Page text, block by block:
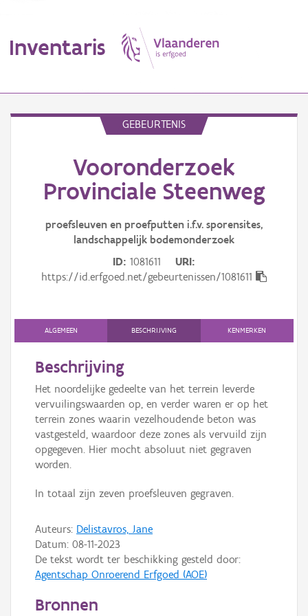
Inventaris
Aanduidingsobject
Waarneming
Gebeurtenis
Downloads
Hergebruik
Aanmelden
GEBEURTENIS
Vooronderzoek
Provinciale Steenweg
proefsleuven en proefputten i.f.v. sporensites,
landschappelijk bodemonderzoek
ID 1081611
URI
https://id.erfgoed.net/gebeurtenissen/1081611
ALGEMEEN BESCHRIJVING KENMERKEN
Beschrijving
Het noordelijke gedeelte van het terrein leverde
vervuilingswaarden op, en verder waren er op het
terrein zones waarin vezelhoudende beton was
vastgesteld, waardoor deze zones als vervuild zijn
opgegeven. Hier mocht absoluut niet gegraven
worden.
In totaal zijn zeven proefsleuven gegraven.
Auteurs: Delistavros, Jane
Datum: 08-11-2023
De tekst wordt ter beschikking gesteld door:
Agentschap Onroerend Erfgoed (AOE)
Bronnen